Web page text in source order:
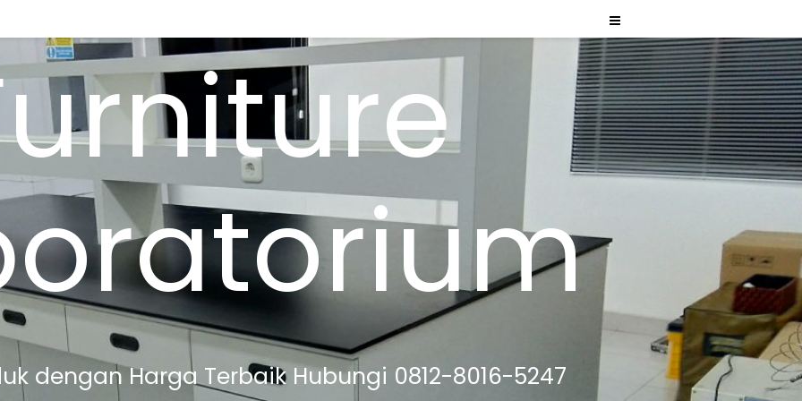
dengan Harga Terbaik Hubungi 0812-8016-5247